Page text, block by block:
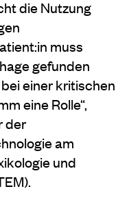
die Nutzung
muss
gefunden
einer kritischen
eine Rolle“,
der
am
und